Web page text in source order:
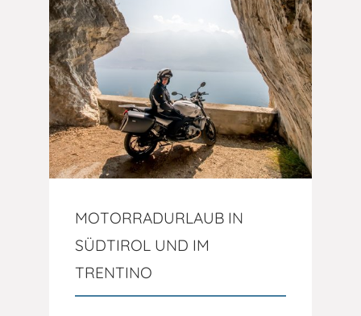
MOTORRADURLAUB IN
SÜDTIROL UND IM
TRENTINO